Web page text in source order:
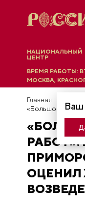
НАЦИОНАЛЬНЫЙ
ЦЕНТР
Ваш
ВРЕМЯ РАБОТЫ:
МОСКВА,
Главная
РАБОТ»:
ОЦЕНИЛ